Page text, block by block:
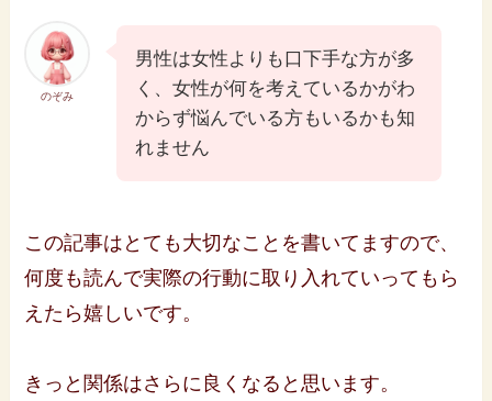
のぞみ
男性は女性よりも口下手な方が多
く、女性が何を考えているかがわ
からず悩んでいる方もいるかも知
れません
この記事はとても大切なことを書いてますので、
何度も読んで実際の行動に取り入れていってもら
えたら嬉しいです。
きっと関係はさらに良くなると思います。